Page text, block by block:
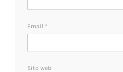
Email *
Sito web